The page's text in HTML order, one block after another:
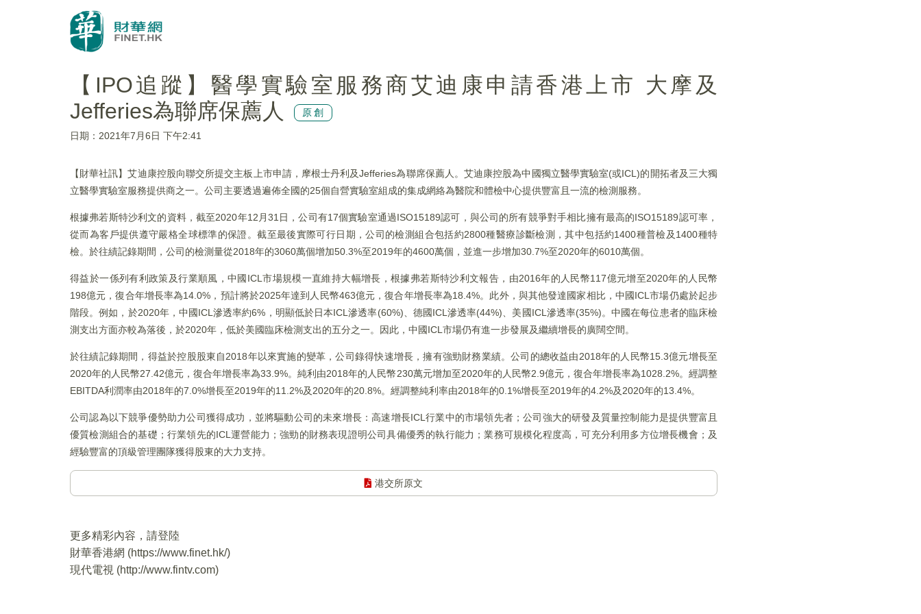
【IPO追蹤】醫學實驗室服務商艾迪康申請香港上市 大摩及
Jefferies為聯席保薦人
原創
日期：2021年7月6日 下午2:41
【財華社訊】艾迪康控股向聯交所提交主板上市申請，摩根士丹利及Jefferies為聯席保薦人。艾迪康控股為中國獨立醫學實驗室(或ICL)的開拓者及三大獨
立醫學實驗室服務提供商之一。公司主要透過遍佈全國的25個自營實驗室組成的集成網絡為醫院和體檢中心提供豐富且一流的檢測服務。
根據弗若斯特沙利文的資料，截至2020年12月31日，公司有17個實驗室通過ISO15189認可，與公司的所有競爭對手相比擁有最高的ISO15189認可率，
從而為客戶提供遵守嚴格全球標準的保證。截至最後實際可行日期，公司的檢測組合包括約2800種醫療診斷檢測，其中包括約1400種普檢及1400種特
檢。於往績記錄期間，公司的檢測量從2018年的3060萬個增加50.3%至2019年的4600萬個，並進一步增加30.7%至2020年的6010萬個。
得益於一係列有利政策及行業順風，中國ICL市場規模一直維持大幅增長，根據弗若斯特沙利文報告，由2016年的人民幣117億元增至2020年的人民幣
198億元，復合年增長率為14.0%，預計將於2025年達到人民幣463億元，復合年增長率為18.4%。此外，與其他發達國家相比，中國ICL市場仍處於起步
階段。例如，於2020年，中國ICL滲透率約6%，明顯低於日本ICL滲透率(60%)、德國ICL滲透率(44%)、美國ICL滲透率(35%)。中國在每位患者的臨床檢
測支出方面亦較為落後，於2020年，低於美國臨床檢測支出的五分之一。因此，中國ICL市場仍有進一步發展及繼續增長的廣闊空間。
於往績記錄期間，得益於控股股東自2018年以來實施的變革，公司錄得快速增長，擁有強勁財務業績。公司的總收益由2018年的人民幣15.3億元增長至
2020年的人民幣27.42億元，復合年增長率為33.9%。純利由2018年的人民幣230萬元增加至2020年的人民幣2.9億元，復合年增長率為1028.2%。經調整
EBITDA利潤率由2018年的7.0%增長至2019年的11.2%及2020年的20.8%。經調整純利率由2018年的0.1%增長至2019年的4.2%及2020年的13.4%。
公司認為以下競爭優勢助力公司獲得成功，並將驅動公司的未來增長：高速增長ICL行業中的市場領先者；公司強大的研發及質量控制能力是提供豐富且
優質檢測組合的基礎；行業領先的ICL運營能力；強勁的財務表現證明公司具備優秀的執行能力；業務可規模化程度高，可充分利用多方位增長機會；及
經驗豐富的頂級管理團隊獲得股東的大力支持。
港交所原文
更多精彩內容，請登陸
財華香港網 (https://www.finet.hk/)
現代電視 (http://www.fintv.com)